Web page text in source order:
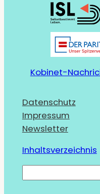
Kobinet-
Datenschutz
Impressum
Newsletter
Inhaltsverzeichnis
u